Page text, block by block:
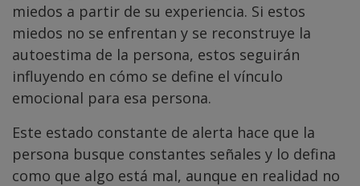
miedos a partir de su experiencia. Si estos
miedos no se enfrentan y se reconstruye la
autoestima de la persona, estos seguirán
influyendo en cómo se define el vínculo
emocional para esa persona.
Este estado constante de alerta hace que la
persona busque constantes señales y lo defina
como que algo está mal, aunque en realidad no